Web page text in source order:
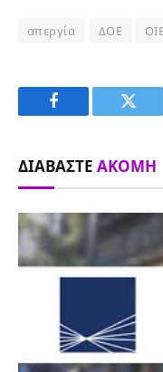
απεργία ΔΟΕ
Facebook
ΔΙΑΒΆΣΤΕ ΑΚΌΜΗ